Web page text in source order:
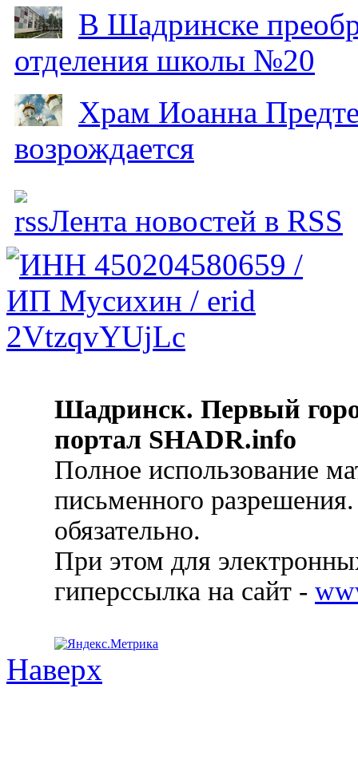
В Шадринске
отделения школы №20
Храм Иоанна
возрождается
Лента новостей в RSS
Шадринск. Первый
портал SHADR.info
Полное использование
письменного
обязательно.
При этом для
гиперссылка на сайт -
Наверх